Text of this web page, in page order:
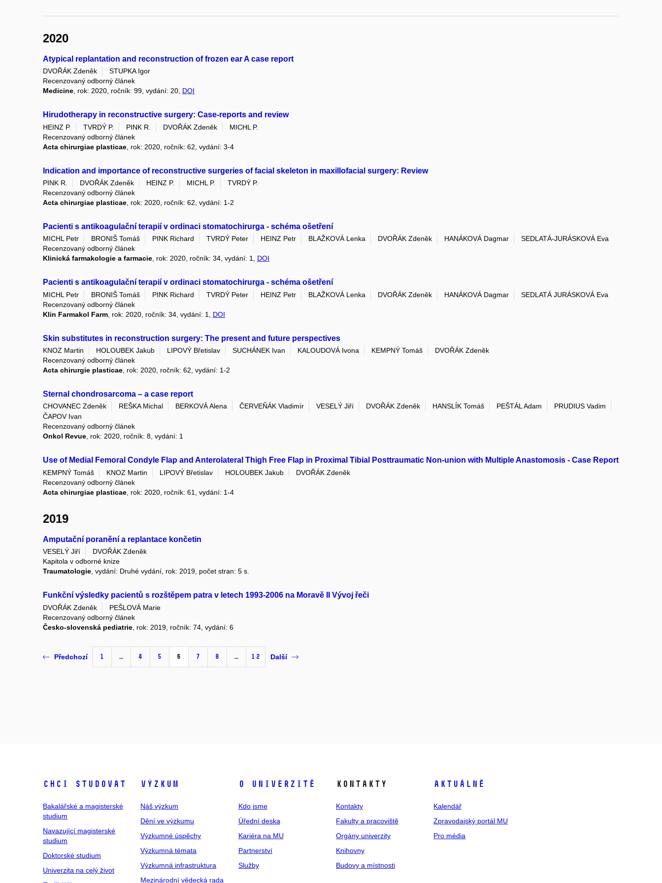
2020
Atypical replantation and reconstruction of frozen ear A case report
DVOŘÁK Zdeněk
STUPKA Igor
Recenzovaný odborný článek
Medicine, rok: 2020, ročník: 99, vydání: 20, DOI
Hirudotherapy in reconstructive surgery: Case-reports and review
HEINZ P. TVRDÝ P. PINK R. DVOŘÁK Zdeněk
MICHL P.
Recenzovaný odborný článek
Acta chirurgiae plasticae , rok: 2020, ročník: 62, vydání: 3-4
Indication and importance of reconstructive surgeries of facial skeleton in maxillofacial surgery: Review
PINK R. DVOŘÁK Zdeněk HEINZ P. MICHL P.
TVRDÝ P.
Recenzovaný odborný článek
Acta chirurgiae plasticae , rok: 2020, ročník: 62, vydání: 1-2
Pacienti s antikoagulační terapií v ordinaci stomatochirurga - schéma ošetření
MICHL Petr BRONIŠ Tomáš PINK Richard TVRDÝ Peter HEINZ Petr BLAŽKOVÁ Lenka DVOŘÁK Zdeněk HANÁKOVÁ Dagmar
SEDLATÁ-JURÁSKOVÁ Eva
Recenzovaný odborný článek
Klinická farmakologie a farmacie, rok: 2020, ročník: 34, vydání: 1, DOI
Pacienti s antikoagulační terapií v ordinaci stomatochirurga - schéma ošetření
MICHL Petr BRONIŠ Tomáš PINK Richard TVRDÝ Peter HEINZ Petr BLAŽKOVÁ Lenka DVOŘÁK Zdeněk HANÁKOVÁ Dagmar
SEDLATÁ JURÁSKOVÁ Eva
Recenzovaný odborný článek
Klin Farmakol Farm , rok: 2020, ročník: 34, vydání: 1, DOI
Skin substitutes in reconstruction surgery: The present and future perspectives
KNOZ Martin HOLOUBEK Jakub LIPOVÝ Břetislav SUCHÁNEK Ivan KALOUDOVÁ Ivona KEMPNÝ Tomáš
DVOŘÁK Zdeněk
Recenzovaný odborný článek
Acta chirurgie plasticae , rok: 2020, ročník: 62, vydání: 1-2
Sternal chondrosarcoma – a case report
CHOVANEC Zdeněk REŠKA Michal BERKOVÁ Alena ČERVEŇÁK Vladimír VESELÝ Jiří DVOŘÁK Zdeněk HANSLÍK Tomáš PEŠTÁL Adam
PRUDIUS Vadim
ČAPOV Ivan
Recenzovaný odborný článek
Onkol Revue, rok: 2020, ročník: 8, vydání: 1
Use of Medial Femoral Condyle Flap and Anterolateral Thigh Free Flap in Proximal Tibial Posttraumatic Non-union with Multiple Anastomosis - Case Report
KEMPNÝ Tomáš KNOZ Martin LIPOVÝ Břetislav HOLOUBEK Jakub
DVOŘÁK Zdeněk
Recenzovaný odborný článek
Acta chirurgiae plasticae , rok: 2020, ročník: 61, vydání: 1-4
2019
Amputační poranění a replantace končetin
VESELÝ Jiří
DVOŘÁK Zdeněk
Kapitola v odborné knize
Traumatologie, vydání: Druhé vydání, rok: 2019, počet stran: 5 s.
Funkční výsledky pacientů s rozštěpem patra v letech 1993-2006 na Moravě II Vývoj řeči
DVOŘÁK Zdeněk
PEŠLOVÁ Marie
Recenzovaný odborný článek
Česko-slovenská pediatrie , rok: 2019, ročník: 74, vydání: 6
Předchozí 1 … 4 5 6 7 8 … 12 Další
Chci studovat
Bakalářské a magisterské
studium
Navazující magisterské
studium
Doktorské studium
Univerzita na celý život
Výzkum
Náš výzkum
Dění ve výzkumu
Výzkumné úspěchy
Výzkumná témata
Výzkumná infrastruktura
Mezinárodní vědecká rada
O univerzitě
Kdo jsme
Úřední deska
Kariéra na MU
Partnerství
Služby
Kontakty
Kontakty
Fakulty a pracoviště
Orgány univerzity
Knihovny
Budovy a místnosti
Aktuálně
Kalendář
Zpravodajský portál MU
Pro média